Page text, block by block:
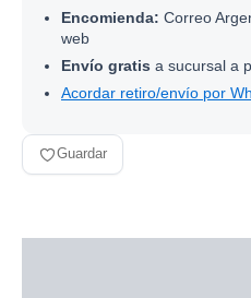
Encomienda: Correo
web
Envío gratis a sucursal a
Acordar retiro/envío por
Guardar